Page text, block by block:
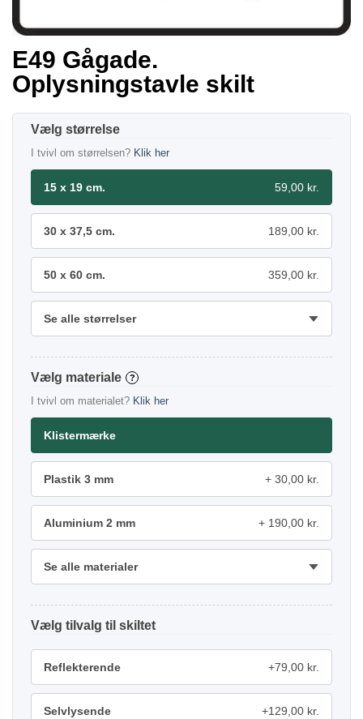
E49 Gågade.
Oplysningstavle skilt
størrelse
I tvivl om størrelsen? Klik her
15 x 19 cm. 59,00 kr.
30 x 37,5 cm. 189,00 kr.
50 x 60 cm. 359,00 kr.
Se alle størrelser
materiale ?
I tvivl om materialet? Klik her
Klistermærke
Plastik 3 mm 30,00 kr.
Aluminium 2 mm 190,00 kr.
Se alle materialer
tilvalg
Reflekterende +79,00 kr.
Selvlysende +129,00 kr.